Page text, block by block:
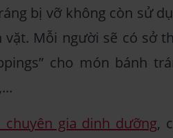
bị vỡ không còn sử
Mỗi người sẽ có sở
cho món bánh
chuyên gia dinh dưỡng,